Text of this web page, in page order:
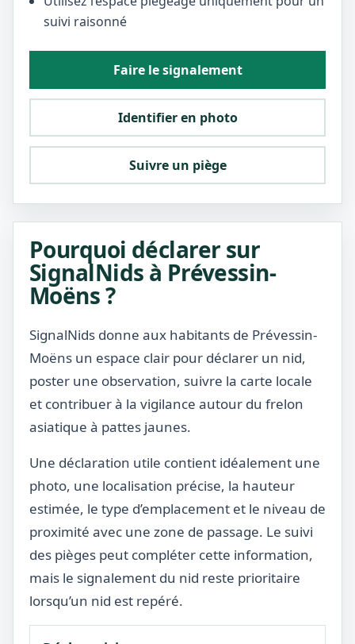
suivi raisonné
Faire le signalement
Identifier en photo
Suivre un piège
Pourquoi déclarer sur
SignalNids à Prévessin-
Moëns ?
SignalNids donne aux habitants de Prévessin-
Moëns un espace clair pour déclarer un nid,
poster une observation, suivre la carte locale
et contribuer à la vigilance autour du frelon
asiatique à pattes jaunes.
Une déclaration utile contient idéalement une
photo, une localisation précise, la hauteur
estimée, le type d’emplacement et le niveau de
proximité avec une zone de passage. Le suivi
des pièges peut compléter cette information,
mais le signalement du nid reste prioritaire
lorsqu’un nid est repéré.